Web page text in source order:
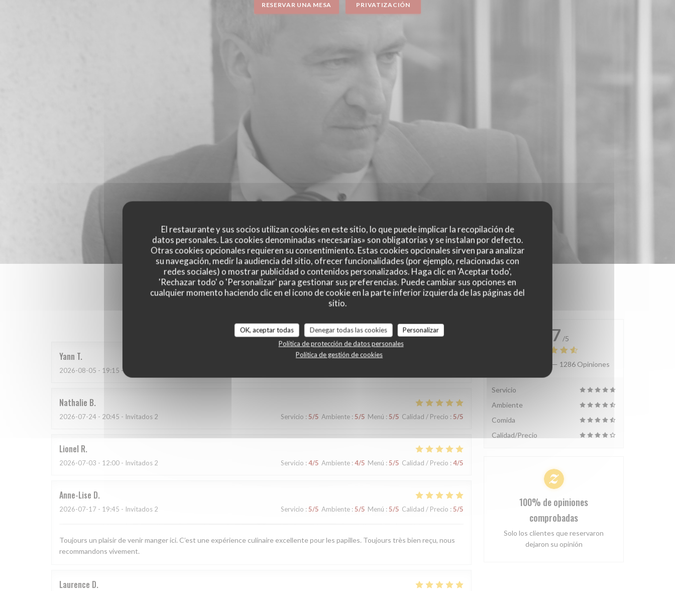
El restaurante y sus socios utilizan cookies en este sitio, lo que puede implicar la recopilación de
datos personales. Las cookies denominadas «necesarias» son obligatorias y se instalan por defecto.
Otras cookies opcionales requieren su consentimiento. Estas cookies opcionales sirven para analizar
su navegación, medir la audiencia del sitio, ofrecer funcionalidades (por ejemplo, relacionadas con
redes sociales) o mostrar publicidad o contenidos personalizados. Haga clic en 'Aceptar todo',
'Rechazar todo' o 'Personalizar' para gestionar sus preferencias. Puede cambiar sus opciones en
cualquier momento haciendo clic en el icono de cookie en la parte inferior izquierda de las páginas del
sitio.
OK, aceptar todas Denegar todas las cookies
Personalizar
Política de protección de datos personales
Política de gestión de cookies
RESERVAR UNA MESA PRIVATIZACIÓN
Las opiniones de nuestros clientes
Yann T
2026-08-05 - 19:15 - Invitados 2
Nathalie B
2026-07-24 - 20:45 - Invitados 2 Servicio : 5/5 Ambiente : 5/5 Menú : 5/5 Calidad / Precio : 5/5
Lionel R
2026-07-03 - 12:00 - Invitados 2 Servicio : 4/5 Ambiente :4/5 Menú : 5/5 Calidad / Precio : 4/5
Anne-Lise D
2026-07-17 - 19:45 - Invitados 2 Servicio : 5/5 Ambiente : 5/5 Menú : 5/5 Calidad / Precio : 5/5
Toujours un plaisir de venir manger ici. C’est une expérience culinaire excellente pour les papilles. Toujours très bien reçu, nous
recommandons vivement.
Laurence D
4.7 /5
Valoración media — 1286 Opiniones
Servicio
Ambiente
Comida
Calidad/Precio
100% de opiniones
comprobadas
Solo los clientes que reservaron
dejaron su opinión